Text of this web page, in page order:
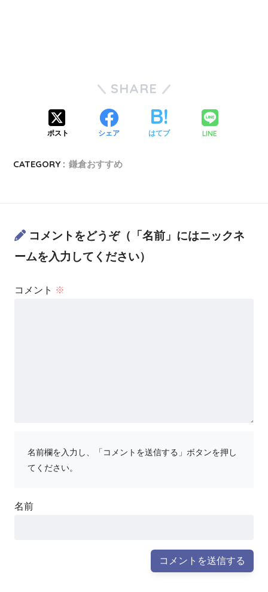
SHARE
ポスト シェア はてブ LINE
CATEGORY : 鎌倉おすすめ
コメントをどうぞ（「名前」にはニックネ
ームを入力してください）
コメント ※
名前欄を入力し、「コメントを送信する」ボタンを押し
てください。
名前